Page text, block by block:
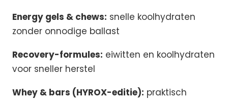
Energy gels & chews: snelle koolhydraten
zonder onnodige ballast
Recovery-formules: eiwitten en koolhydraten
voor sneller herstel
Whey & bars (HYROX-editie): praktisch